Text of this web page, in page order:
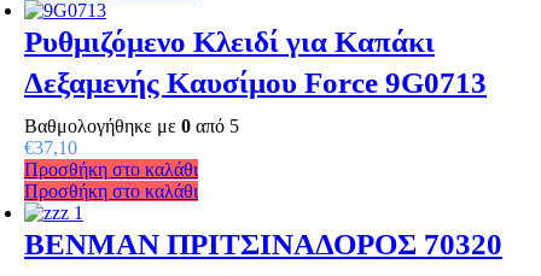
Ρυθμιζόμενο Κλειδί για Καπάκι
Δεξαμενής Καυσίμου Force 9G0713
Βαθμολογήθηκε με 0 από 5
€37,10
Προσθήκη στο καλάθι
Προσθήκη στο καλάθι
BENMAN ΠΡΙΤΣΙΝΑΔΟΡΟΣ 70320